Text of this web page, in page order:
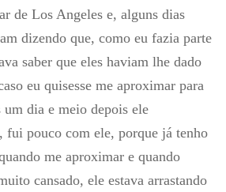
de Los Angeles e, alguns dias
dizendo que, como eu fazia parte
saber que eles haviam lhe dado
eu quisesse me aproximar para
um dia e meio depois ele
fui pouco com ele, porque já tenho
me aproximar e quando
cansado, ele estava arrastando